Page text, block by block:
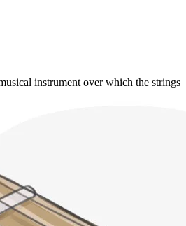
instrument over which the strings